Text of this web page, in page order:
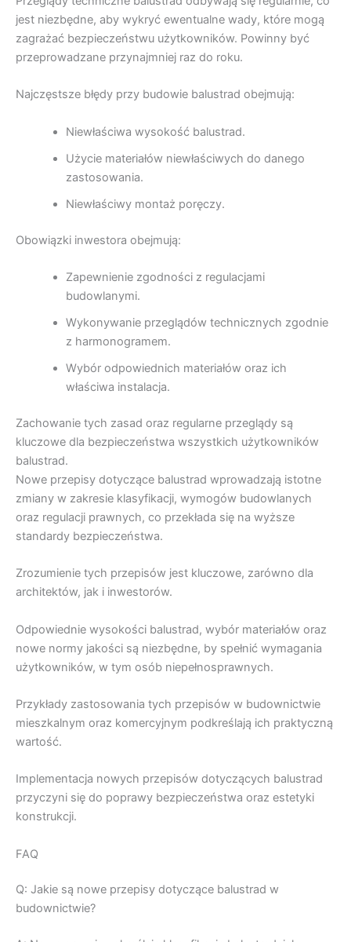
jest niezbędne, aby wykryć ewentualne wady, które mogą
zagrażać bezpieczeństwu użytkowników. Powinny być
przeprowadzane przynajmniej raz do roku.
Najczęstsze błędy przy budowie balustrad obejmują:
Niewłaściwa wysokość balustrad.
Użycie materiałów niewłaściwych do danego
zastosowania.
Niewłaściwy montaż poręczy.
Obowiązki inwestora obejmują:
Zapewnienie zgodności z regulacjami
budowlanymi.
Wykonywanie przeglądów technicznych zgodnie
z harmonogramem.
Wybór odpowiednich materiałów oraz ich
właściwa instalacja.
Zachowanie tych zasad oraz regularne przeglądy są
kluczowe dla bezpieczeństwa wszystkich użytkowników
balustrad.
Nowe przepisy dotyczące balustrad wprowadzają istotne
zmiany w zakresie klasyfikacji, wymogów budowlanych
oraz regulacji prawnych, co przekłada się na wyższe
standardy bezpieczeństwa.
Zrozumienie tych przepisów jest kluczowe, zarówno dla
architektów, jak i inwestorów.
Odpowiednie wysokości balustrad, wybór materiałów oraz
nowe normy jakości są niezbędne, by spełnić wymagania
użytkowników, w tym osób niepełnosprawnych.
Przykłady zastosowania tych przepisów w budownictwie
mieszkalnym oraz komercyjnym podkreślają ich praktyczną
wartość.
Implementacja nowych przepisów dotyczących balustrad
przyczyni się do poprawy bezpieczeństwa oraz estetyki
konstrukcji.
FAQ
Q: Jakie są nowe przepisy dotyczące balustrad w
budownictwie?